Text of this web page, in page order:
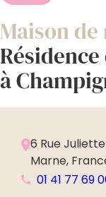
Maison
Résidence
à
6 Rue
Marne,
01 41 77 69